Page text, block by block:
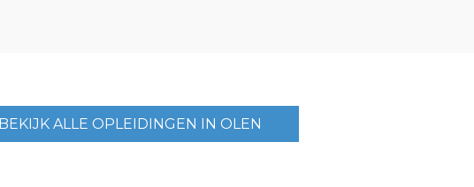
BEKIJK ALLE OPLEIDINGEN IN OLEN